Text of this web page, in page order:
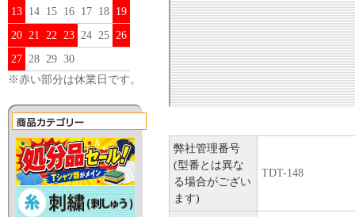
13 14 15 16 17 18 19
20 21 22 23 24 25 26
27 28 29 30
※赤い部分は休業日です。
弊社管理番号
(型番とは異な
る場合がござい
ます)
TDT-148